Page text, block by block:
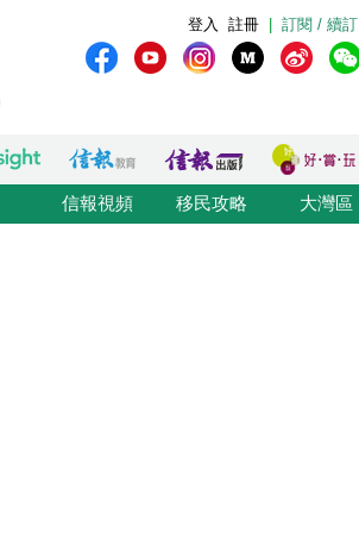
訂閱 / 續訂
註冊
登入
信報視頻 移民攻略 大灣區